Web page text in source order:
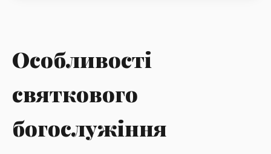
Особливості
святкового
богослужіння